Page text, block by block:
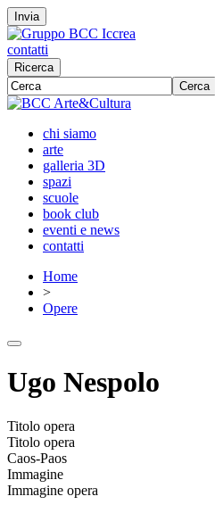
Invia
contatti
Ricerca
Cerca
chi siamo
arte
galleria 3D
spazi
scuole
book club
eventi e news
contatti
Home
>
Opere
Ugo Nespolo
Titolo opera
Titolo opera
Caos-Paos
Immagine
Immagine opera